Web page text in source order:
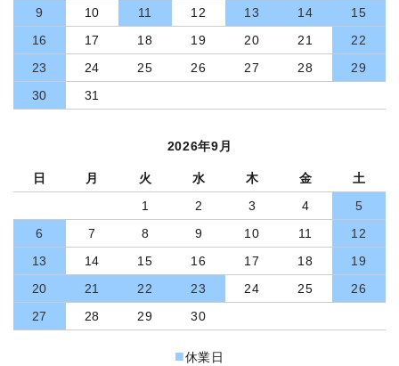
9
10 11 12 13 14
15
16
17 18 19 20 21
22
23
24 25 26 27 28
29
30
31
2026年9月
日 月 火 水 木 金
土
1
2 3 4
5
6
7 8 9 10 11
12
13
14 15 16 17 18
19
20
21 22 23 24 25
26
27
28 29 30
■休業日